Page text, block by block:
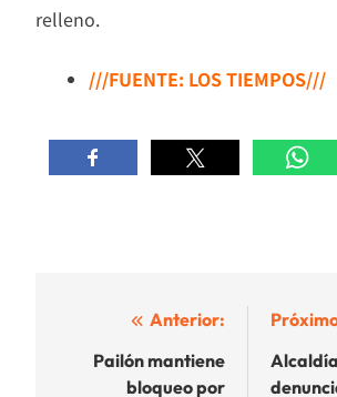
relleno.
///FUENTE: LOS TIEMPOS///
Navegación
Anterior:
Pailón mantiene
bloqueo por